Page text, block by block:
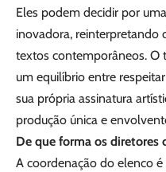
Eles podem decidir por
inovadora, reinterpretando
textos contemporâneos. O
um equilíbrio entre
sua própria assinatura
produção única e
De que forma os diretores
A coordenação do elenco